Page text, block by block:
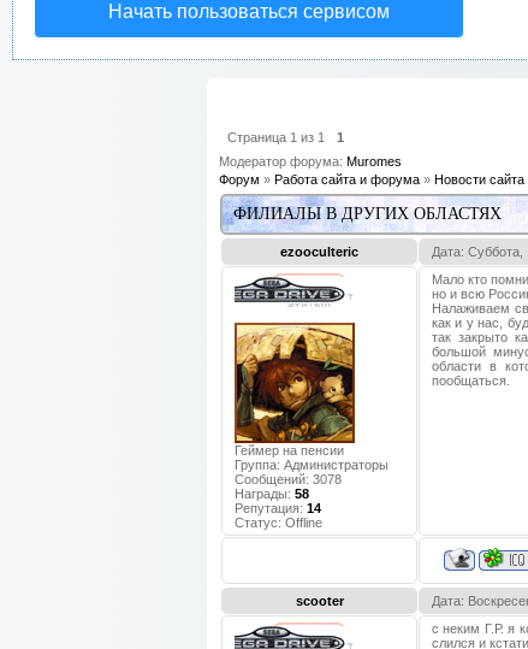
Начать пользоваться сервисом
Страница 1 из 1
1
Модератор форума: Muromes
Форум » Работа сайта и форума » Новости сайта
ФИЛИАЛЫ В ДРУГИХ ОБЛАСТЯХ
ezooculteric Дата:
Геймер на пенсии
Группа: Администраторы
Сообщений: 3078
Награды: 58
Репутация: 14
Статус: Offline
Мало кто
но и всю
Налаживаем
как и у нас,
так закрыто
большой
области в
пообщаться.
scooter Дата:
с неким Г.Р. я
слился и